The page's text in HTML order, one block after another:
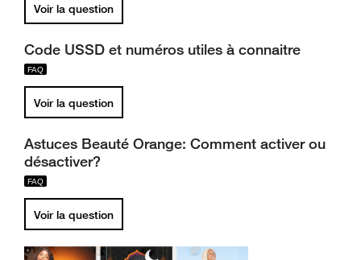
Voir la question
Code USSD et numéros utiles à connaitre
Voir la question
Astuces Beauté Orange: Comment activer ou
désactiver?
Voir la question